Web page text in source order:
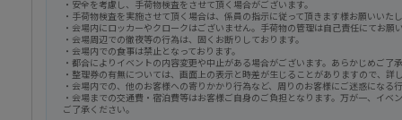
・安全を考慮し、手荷物検査をさせて頂く場合がございます。
・手荷物検査を実施させて頂く場合は、係員の指示に従って頂きます様お願いいた
・会場内にロッカーやクロークはございません。手荷物の管理は自己責任にてお願
・会場周辺での徹夜等の行為は、固くお断りしております。
・会場内での食事は禁止となっております。
・都合によりイベントの内容変更や中止がある場合がございます。あらかじめご了
・整理券の有無については、画面上の表示と時差が生じることがありますので、詳
・会場内での、他のお客様への寄りかかり行為など、周りのお客様にご迷惑になる
・会場までの交通費・宿泊費等はお客様ご自身のご負担となります。万が一、イベ
ご了承ください。